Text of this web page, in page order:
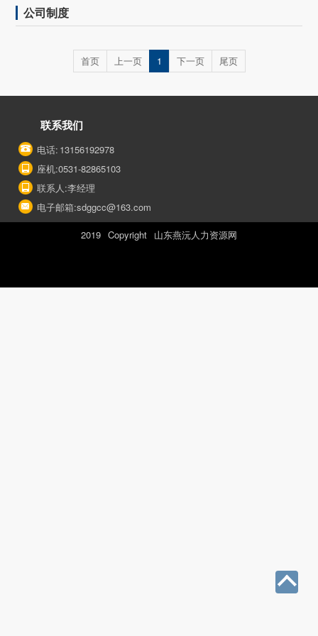
公司制度
首页 上一页 1 下一页 尾页
联系我们
电话: 13156192978
座机:0531-82865103
联系人:李经理
电子邮箱:sdggcc@163.com
2019 Copyright 山东燕沅人力资源网